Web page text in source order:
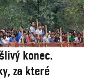
konec.
za které